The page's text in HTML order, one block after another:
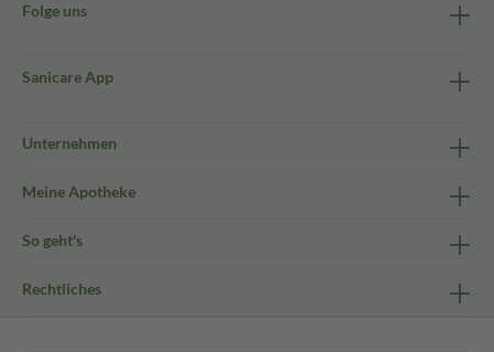
Folge uns
Sanicare App
Unternehmen
Meine Apotheke
So geht's
Rechtliches